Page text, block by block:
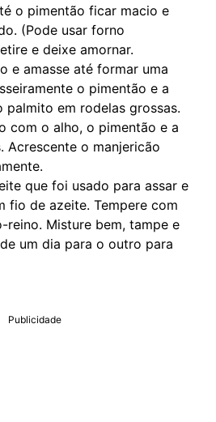
o pimentão ficar macio e
(Pode usar forno
e deixe amornar.
e amasse até formar uma
o pimentão e a
palmito em rodelas grossas.
com o alho, o pimentão e a
Acrescente o manjericão
que foi usado para assar e
fio de azeite. Tempere com
reino. Misture bem, tampe e
um dia para o outro para
Publicidade